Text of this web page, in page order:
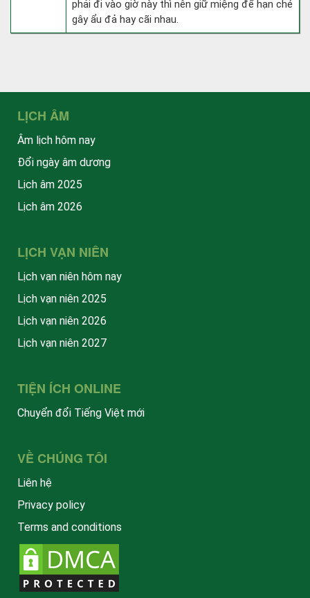
phải đi vào giờ này thì nên giữ miệng để hạn ché
gây ẩu đả hay cãi nhau.
LỊCH ÂM
Âm lịch hôm nay
Đổi ngày âm dương
Lịch âm 2025
Lịch âm 2026
LỊCH VẠN NIÊN
Lịch vạn niên hôm nay
Lịch vạn niên 2025
Lịch vạn niên 2026
Lịch vạn niên 2027
TIỆN ÍCH ONLINE
Chuyển đổi Tiếng Việt mới
VỀ CHÚNG TÔI
Liên hệ
Privacy policy
Terms and conditions